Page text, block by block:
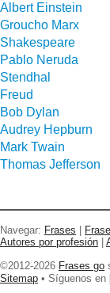
Albert Einstein
Groucho Marx
Shakespeare
Pablo Neruda
Stendhal
Freud
Bob Dylan
Audrey Hepburn
Mark Twain
Thomas Jefferson
Navegar: Frases
Autores por profesión
©2012-2026 Frases go
Sitemap • Síguenos en